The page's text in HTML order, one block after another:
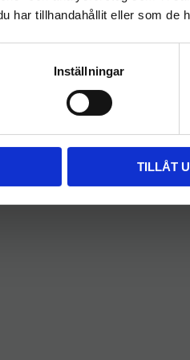
har tillhandahållit eller som de
Inställningar
TILLÅT
FÖRETAG
Priser visas exkl. moms